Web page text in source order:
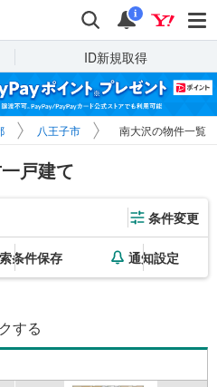
検索 通知
i
ID新規取得
八王子市 南大沢の物件一覧
戸建て
条件変更
条件保存 通知設定
する